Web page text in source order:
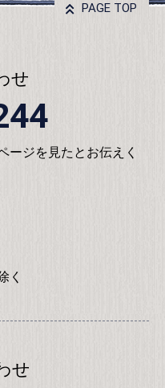
PAGE TOP
せ
ージを見たとお伝えく
く
せ